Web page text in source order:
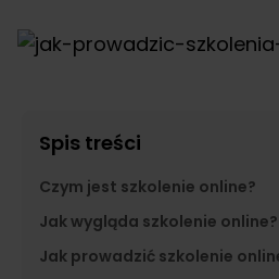
Spis treści
Czym jest szkolenie online?
Jak wygląda szkolenie online?
Jak prowadzić szkolenie